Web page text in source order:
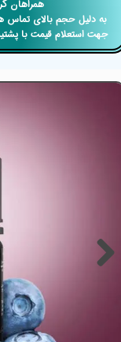
​​همراهان
به دلیل حجم بالای تماس
جهت استعلام قیمت با